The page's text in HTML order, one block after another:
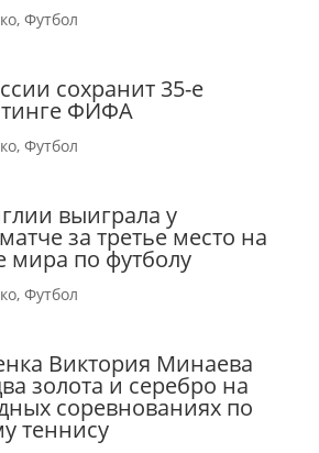
, Футбол
сохранит 35-е
ФИФА
, Футбол
выиграла у
за третье место на
мира по футболу
, Футбол
Виктория Минаева
золота и серебро на
соревнованиях по
теннису